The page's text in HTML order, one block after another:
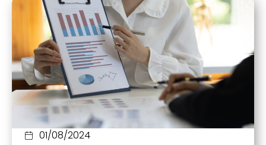
01/08/2024